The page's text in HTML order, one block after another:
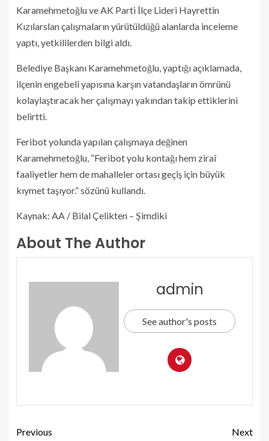
Karamehmetoğlu ve AK Parti İlçe Lideri Hayrettin
Kızılarslan çalışmaların yürütüldüğü alanlarda inceleme
yaptı, yetkililerden bilgi aldı.
Belediye Başkanı Karamehmetoğlu, yaptığı açıklamada,
ilçenin engebeli yapısına karşın vatandaşların ömrünü
kolaylaştıracak her çalışmayı yakından takip ettiklerini
belirtti.
Feribot yolunda yapılan çalışmaya değinen
Karamehmetoğlu, “Feribot yolu kontağı hem ziraî
faaliyetler hem de mahalleler ortası geçiş için büyük
kıymet taşıyor.” sözünü kullandı.
Kaynak: AA / Bilal Çelikten – Şimdiki
About The Author
admin
See author's posts
Previous
Next